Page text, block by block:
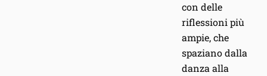
con delle
riflessioni più
ampie, che
spaziano dalla
danza alla